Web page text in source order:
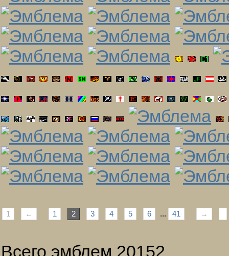
1 ← 1 2 3 4 5 6 ... 41 →
Всего эмблем 20152